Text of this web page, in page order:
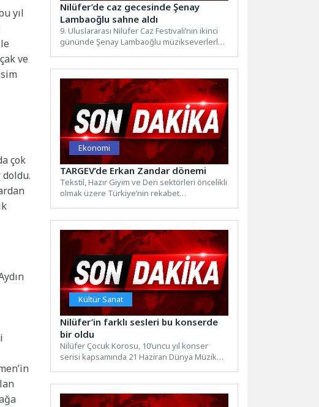
yıl
ve
çok
Nilüfer’de caz gecesinde Şenay
Lambaoğlu sahne aldı
9. Uluslararası Nilüfer Caz Festivali’nin ikinci
gününde Şenay Lambaoğlu müzikseverlerle
Ekonomi
TARGEV’de Erkan Zandar dönemi
Tekstil, Hazır Giyim ve Deri sektörleri öncelikli
olmak üzere Türkiye’nin rekabet
Kültür Sanat
Nilüfer’in farklı sesleri bu konserde
bir oldu
Nilüfer Çocuk Korosu, 10’uncu yıl konser
serisi kapsamında 21 Haziran Dünya Müzik